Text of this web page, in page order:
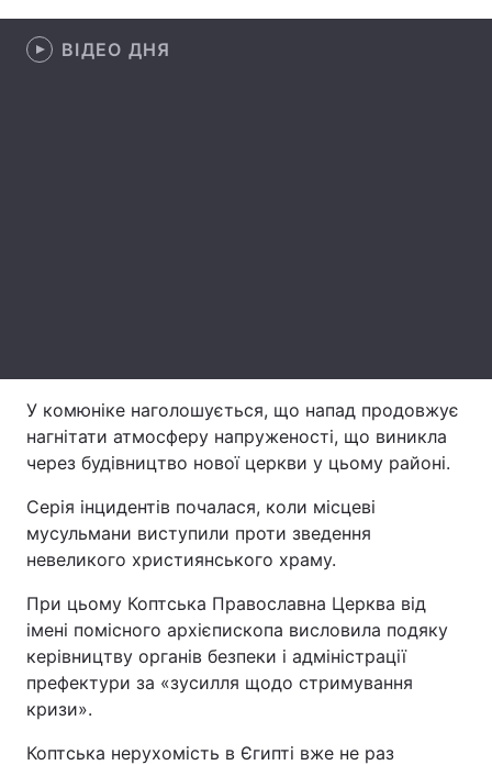
Техно і зв'язок Лайт
Зброя
Архів Вакансії
Контакти
Послуги
Тема оформлення
ВІДЕО ДНЯ
У комюніке наголошується, що напад продовжує
нагнітати атмосферу напруженості, що виникла
через будівництво нової церкви у цьому районі.
Серія інцидентів почалася, коли місцеві
мусульмани виступили проти зведення
невеликого християнського храму.
При цьому Коптська Православна Церква від
імені помісного архієпископа висловила подяку
керівництву органів безпеки і адміністрації
префектури за «зусилля щодо стримування
кризи».
Коптська нерухомість в Єгипті вже не раз